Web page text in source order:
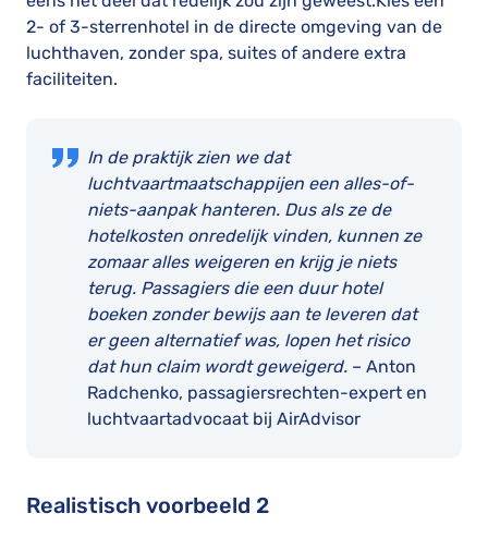
2- of 3-sterrenhotel in de directe omgeving van de
luchthaven, zonder spa, suites of andere extra
faciliteiten.
In de praktijk zien we dat
luchtvaartmaatschappijen een alles-of-
niets-aanpak hanteren. Dus als ze de
hotelkosten onredelijk vinden, kunnen ze
zomaar alles weigeren en krijg je niets
terug. Passagiers die een duur hotel
boeken zonder bewijs aan te leveren dat
er geen alternatief was, lopen het risico
dat hun claim wordt geweigerd. – Anton
Radchenko, passagiersrechten-expert en
luchtvaartadvocaat bij AirAdvisor
Realistisch voorbeeld 2